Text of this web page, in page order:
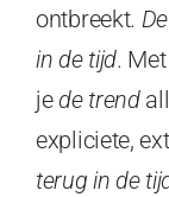
ontbreekt.
in de tijd.
jede trend
expliciete,
terug in de